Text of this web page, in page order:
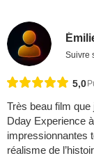
Suivre
5,0
Très beau film
Dday Experience
impressionnantes
réalisme de